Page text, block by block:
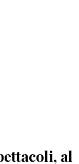
al